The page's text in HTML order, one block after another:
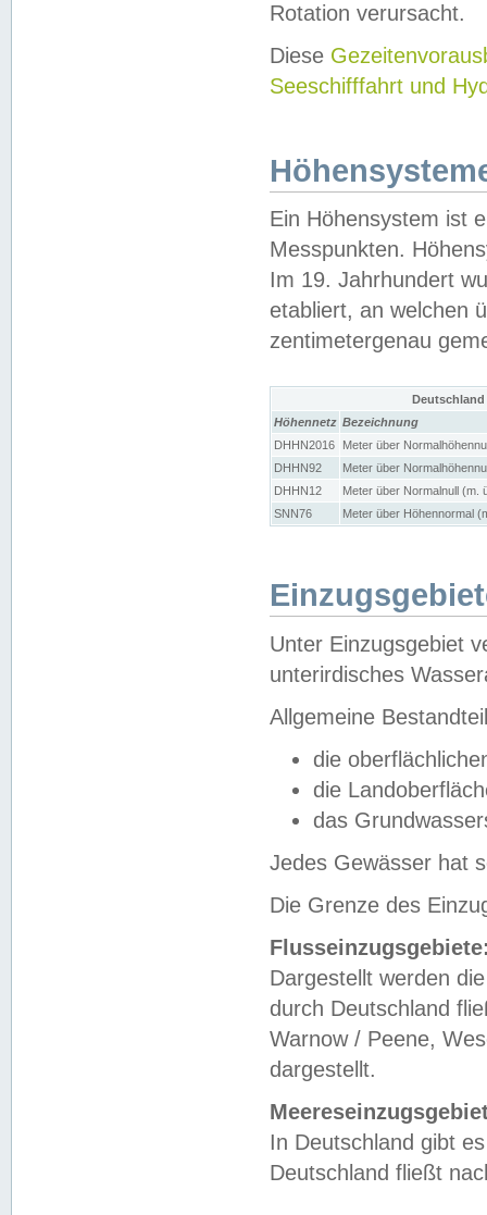
Rotation verursacht.
Diese
Seeschifffahrt und
Ein Höhensystem ist
Messpunkten.
Im 19. Jahrhundert
etabliert, an welchen
zentimetergenau
Höhennetz Bezeichnung
DHHN2016
Meter über
DHHN92
Meter über
DHHN12
Meter über Normalnull (m.
SNN76
Meter über Höhennormal
Unter Einzugsgebiet
unterirdisches
Allgemeine
die
die
das
Jedes Gewässer hat
Die Grenze des
Dargestellt werden
durch Deutschland
Warnow / Peene,
dargestellt.
In Deutschland gibt
Deutschland fließt